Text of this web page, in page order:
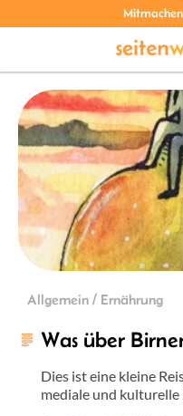
Mitmachen
Allgemein / Ernährung
Was über
Dies ist eine kleine
mediale und